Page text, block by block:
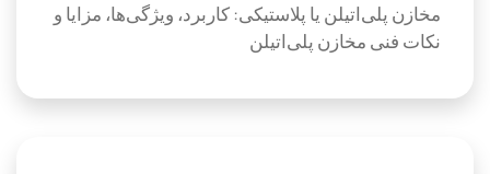
مخازن پلی‌اتیلن یا پلاستیکی: کاربرد، ویژگی‌ها، مزایا و
نکات فنی مخازن پلی‌اتیلن